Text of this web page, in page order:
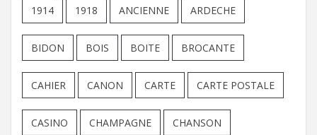
1914 1918 ANCIENNE ARDECHE
BIDON BOIS BOITE BROCANTE
CAHIER CANON CARTE CARTE POSTALE
CASINO CHAMPAGNE CHANSON